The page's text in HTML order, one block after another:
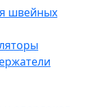
швейных